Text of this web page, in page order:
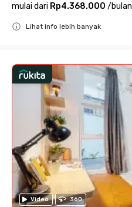
mulai dari Rp4.368.000 /bulan
Lihat info lebih banyak
Video 360